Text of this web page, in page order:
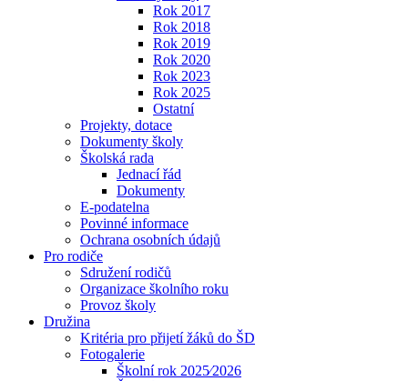
Rok 2017
Rok 2018
Rok 2019
Rok 2020
Rok 2023
Rok 2025
Ostatní
Projekty, dotace
Dokumenty školy
Školská rada
Jednací řád
Dokumenty
E-podatelna
Povinné informace
Ochrana osobních údajů
Pro rodiče
Sdružení rodičů
Organizace školního roku
Provoz školy
Družina
Kritéria pro přijetí žáků do ŠD
Fotogalerie
Školní rok 2025⁄2026